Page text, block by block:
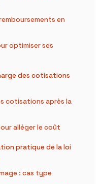
en
optimiser ses
des cotisations
cotisations après la
alléger le coût
pratique de la loi
: cas type